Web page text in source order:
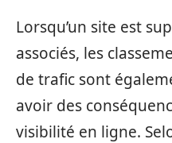
Lorsqu’un site est
associés, les
de trafic sont
avoir des
visibilité en ligne.